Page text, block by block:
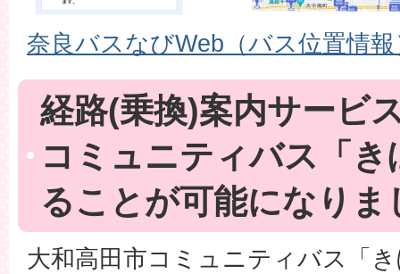
奈良バスなびWeb（バス位置情報
経路(乗換)案内サービ
コミュニティバス「
ることが可能になりま
大和高田市コミュニティバス「